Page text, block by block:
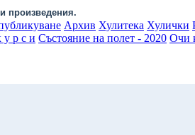
произведения.
Архив Хулитека Хулички
у р с и Състояние на полет - 2020 Очи